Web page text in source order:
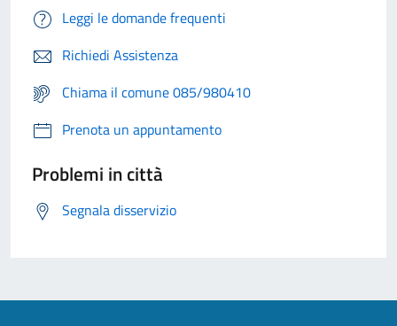
Leggi le domande frequenti
Richiedi Assistenza
Chiama il comune 085/980410
Prenota un appuntamento
Problemi in città
Segnala disservizio